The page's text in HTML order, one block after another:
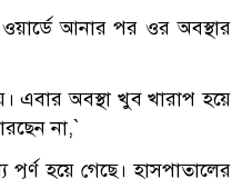
আনার পর ওর অবস্থার
এবার অবস্থা খুব খারাপ হয়ে
না,‍‍`
হয়ে গেছে। হাসপাতালের